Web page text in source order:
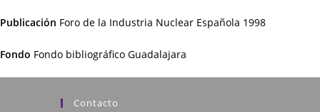
Publicación Foro de la Industria Nuclear Española 1998
Fondo Fondo bibliográfico Guadalajara
Contacto